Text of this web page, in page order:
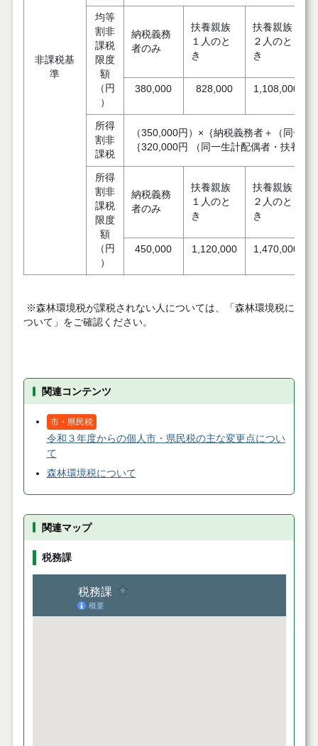
非課税基
準
均等
割非
課税
限度
額
（円
）
納税義務
者のみ
扶養親族
１人のと
き
扶養親族
２人のと
き
380,000 828,000 1,108,000
所得
割非
課税
（350,000円）×｛納税義務者＋（同一
｛320,000円 （同一生計配偶者・扶養あ
所得
割非
課税
限度
額
（円
）
納税義務
者のみ
扶養親族
１人のと
き
扶養親族
２人のと
き
450,000 1,120,000 1,470,000
※森林環境税が課税されない人については、「森林環境税に
ついて」をご確認ください。
関連コンテンツ
市・県民税
令和３年度からの個人市・県民税の主な変更点につい
て
森林環境税について
関連マップ
税務課